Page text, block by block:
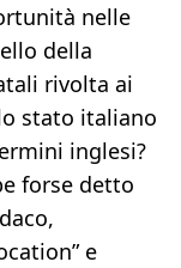
nelle
della
rivolta ai
stato italiano
inglesi?
forse detto
e